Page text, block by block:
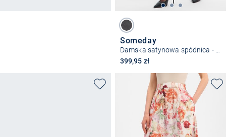
Someday
Damska satynowa spódnica - Odini Delight
399,95 zł